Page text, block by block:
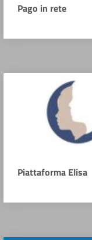
Pago in rete
Piattaforma Elisa